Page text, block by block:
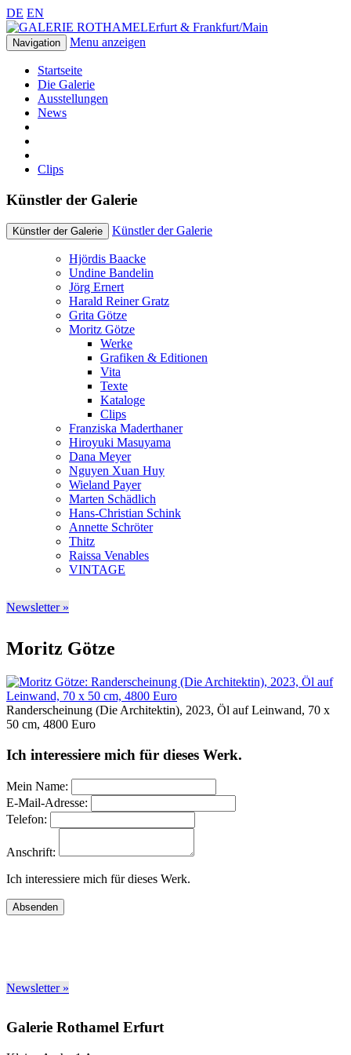
DE EN
Erfurt & Frankfurt/Main
Navigation Menu anzeigen
Startseite
Die Galerie
Ausstellungen
News
Clips
Künstler der Galerie
Künstler der Galerie Künstler der Galerie
Hjördis Baacke
Undine Bandelin
Jörg Ernert
Harald Reiner Gratz
Grita Götze
Moritz Götze
Werke
Grafiken & Editionen
Vita
Texte
Kataloge
Clips
Franziska Maderthaner
Hiroyuki Masuyama
Dana Meyer
Nguyen Xuan Huy
Wieland Payer
Marten Schädlich
Hans-Christian Schink
Annette Schröter
Thitz
Raissa Venables
VINTAGE
Newsletter »
Moritz Götze
Randerscheinung (Die Architektin), 2023, Öl auf Leinwand, 70 x
50 cm, 4800 Euro
Ich interessiere mich für dieses Werk.
Mein Name:
E-Mail-Adresse:
Telefon:
Anschrift:
Ich interessiere mich für dieses Werk.
Absenden
Newsletter »
Galerie Rothamel Erfurt